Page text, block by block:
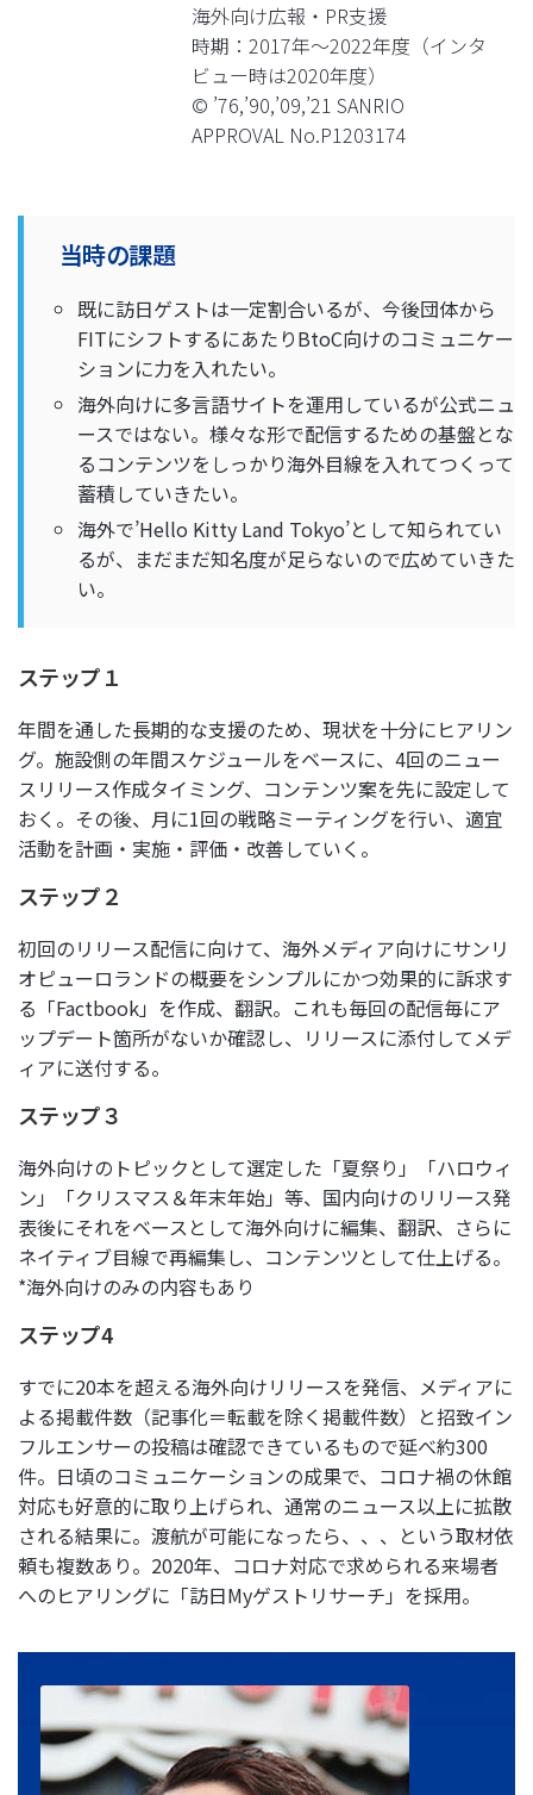
海外向け広報・PR支援
時期：2017年～2022年度（インタ
ビュー時は2020年度）
© ’76,’90,’09,’21 SANRIO
APPROVAL No.P1203174
当時の課題
既に訪日ゲストは一定割合いるが、今後団体から
FITにシフトするにあたりBtoC向けのコミュニケー
ションに力を入れたい。
海外向けに多言語サイトを運用しているが公式ニュ
ースではない。様々な形で配信するための基盤とな
るコンテンツをしっかり海外目線を入れてつくって
蓄積していきたい。
海外で’Hello Kitty Land Tokyo’として知られてい
るが、まだまだ知名度が足らないので広めていきた
い。
ステップ１
年間を通した長期的な支援のため、現状を十分にヒアリン
グ。施設側の年間スケジュールをベースに、4回のニュー
スリリース作成タイミング、コンテンツ案を先に設定して
おく。その後、月に1回の戦略ミーティングを行い、適宜
活動を計画・実施・評価・改善していく。
ステップ２
初回のリリース配信に向けて、海外メディア向けにサンリ
オピューロランドの概要をシンプルにかつ効果的に訴求す
る「Factbook」を作成、翻訳。これも毎回の配信毎にア
ップデート箇所がないか確認し、リリースに添付してメデ
ィアに送付する。
ステップ３
海外向けのトピックとして選定した「夏祭り」「ハロウィ
ン」「クリスマス＆年末年始」等、国内向けのリリース発
表後にそれをベースとして海外向けに編集、翻訳、さらに
ネイティブ目線で再編集し、コンテンツとして仕上げる。
*海外向けのみの内容もあり
ステップ4
すでに20本を超える海外向けリリースを発信、メディアに
よる掲載件数（記事化＝転載を除く掲載件数）と招致イン
フルエンサーの投稿は確認できているもので延べ約300
件。日頃のコミュニケーションの成果で、コロナ禍の休館
対応も好意的に取り上げられ、通常のニュース以上に拡散
される結果に。渡航が可能になったら、、、という取材依
頼も複数あり。2020年、コロナ対応で求められる来場者
へのヒアリングに「訪日Myゲストリサーチ」を採用。